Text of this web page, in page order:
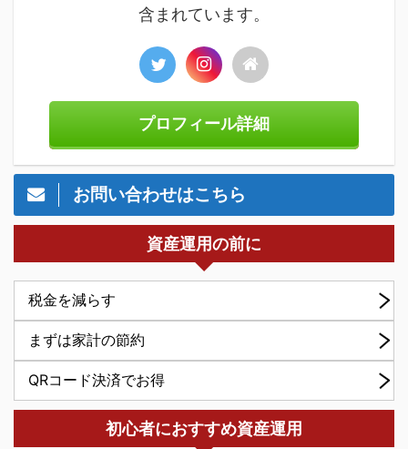
含まれています。
プロフィール詳細
お問い合わせはこちら
資産運用の前に
税金を減らす
まずは家計の節約
QRコード決済でお得
初心者におすすめ資産運用